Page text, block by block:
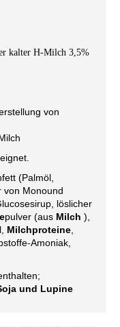
kalter H-Milch 3,5%
von
(Palmöl,
von Monound
löslicher
pulver (aus Milch ),
Milchproteine
Amoniak,
und Lupine